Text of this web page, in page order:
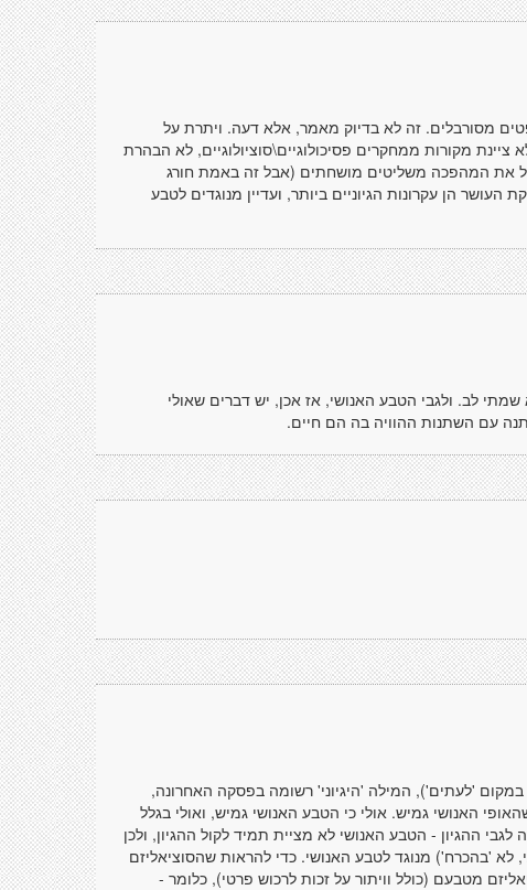
מסורבלים. זה לא בדיוק מאמר, אלא דעה. ויתרת על
מקורות ממחקרים פסיכולוגיים\סוציולוגיים, לא הבהרת
את המהפכה משליטים מושחתים (אבל זה באמת חורג
הן עקרונות הגיוניים ביותר, ועדיין מנוגדים לטבע
לב. ולגבי הטבע האנושי, אז אכן, יש דברים שאולי
עם השתנות ההוויה בה הם חיים.
'לעתים'), המילה 'היגיוני' רשומה בפסקה האחרונה,
האנושי גמיש. אולי כי הטבע האנושי גמיש, ואולי בגלל
ההגיון - הטבע האנושי לא מציית תמיד לקול ההגיון, ולכן
לא 'בהכרח') מנוגד לטבע האנושי. כדי להראות שהסוציאליזם
מטבעם (כולל וויתור על זכות לרכוש פרטי), כלומר -